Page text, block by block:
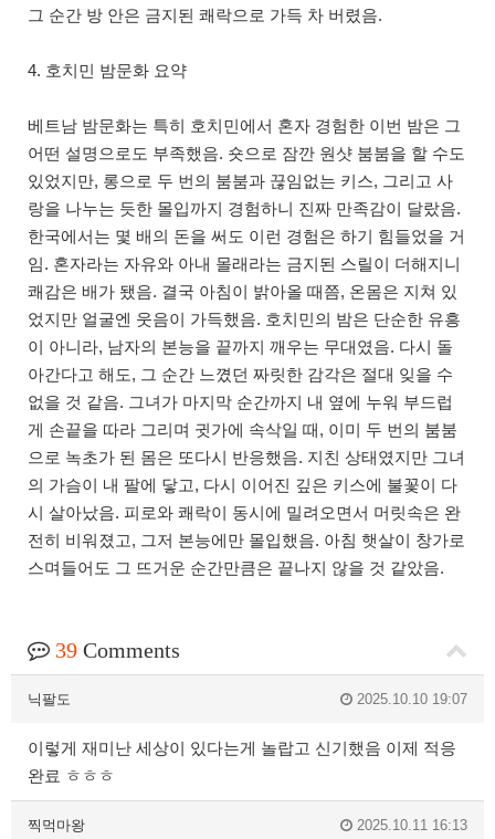
그 순간 방 안은 금지된 쾌락으로 가득 차 버렸음.
4. 호치민 밤문화 요약
베트남 밤문화는 특히 호치민에서 혼자 경험한 이번 밤은 그
어떤 설명으로도 부족했음. 숏으로 잠깐 원샷 붐붐을 할 수도
있었지만, 롱으로 두 번의 붐붐과 끊임없는 키스, 그리고 사
랑을 나누는 듯한 몰입까지 경험하니 진짜 만족감이 달랐음.
한국에서는 몇 배의 돈을 써도 이런 경험은 하기 힘들었을 거
임. 혼자라는 자유와 아내 몰래라는 금지된 스릴이 더해지니
쾌감은 배가 됐음. 결국 아침이 밝아올 때쯤, 온몸은 지쳐 있
었지만 얼굴엔 웃음이 가득했음. 호치민의 밤은 단순한 유흥
이 아니라, 남자의 본능을 끝까지 깨우는 무대였음. 다시 돌
아간다고 해도, 그 순간 느꼈던 짜릿한 감각은 절대 잊을 수
없을 것 같음. 그녀가 마지막 순간까지 내 옆에 누워 부드럽
게 손끝을 따라 그리며 귓가에 속삭일 때, 이미 두 번의 붐붐
으로 녹초가 된 몸은 또다시 반응했음. 지친 상태였지만 그녀
의 가슴이 내 팔에 닿고, 다시 이어진 깊은 키스에 불꽃이 다
시 살아났음. 피로와 쾌락이 동시에 밀려오면서 머릿속은 완
전히 비워졌고, 그저 본능에만 몰입했음. 아침 햇살이 창가로
스며들어도 그 뜨거운 순간만큼은 끝나지 않을 것 같았음.
39 Comments
닉팔도 2025.10.10 19:07
이렇게 재미난 세상이 있다는게 놀랍고 신기했음 이제 적응
완료 ㅎㅎㅎ
찍먹마왕 2025.10.11 16:13